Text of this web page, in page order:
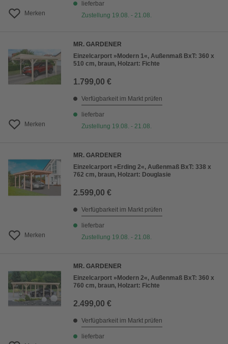
Merken
lieferbar
Zustellung 19.08. - 21.08.
Merken
MR. GARDENER
Einzelcarport »Modern 1«, Außenmaß BxT: 360 x
510 cm, braun, Holzart: Fichte
1.799,00 €
Verfügbarkeit im Markt prüfen
lieferbar
Zustellung 19.08. - 21.08.
Merken
MR. GARDENER
Einzelcarport »Erding 2«, Außenmaß BxT: 338 x
762 cm, braun, Holzart: Douglasie
2.599,00 €
Verfügbarkeit im Markt prüfen
lieferbar
Zustellung 19.08. - 21.08.
MR. GARDENER
Einzelcarport »Modern 2«, Außenmaß BxT: 360 x
760 cm, braun, Holzart: Fichte
2.499,00 €
Verfügbarkeit im Markt prüfen
lieferbar